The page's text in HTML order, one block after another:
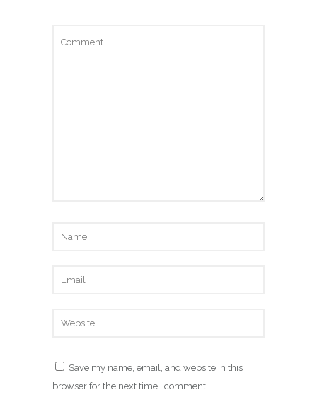
Save my name, email, and website in this
browser for the next time I comment.